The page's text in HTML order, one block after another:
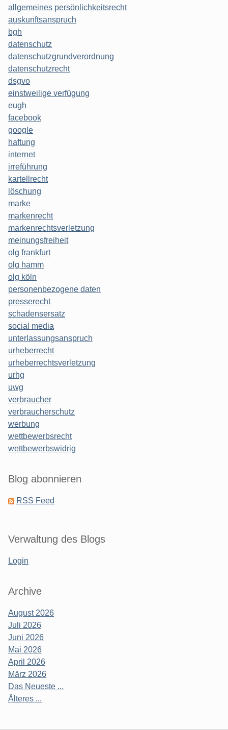
allgemeines persönlichkeitsrecht
auskunftsanspruch
bgh
datenschutz
datenschutzgrundverordnung
datenschutzrecht
dsgvo
einstweilige verfügung
eugh
facebook
google
haftung
internet
irreführung
kartellrecht
löschung
marke
markenrecht
markenrechtsverletzung
meinungsfreiheit
olg frankfurt
olg hamm
olg köln
personenbezogene daten
presserecht
schadensersatz
social media
unterlassungsanspruch
urheberrecht
urheberrechtsverletzung
urhg
uwg
verbraucher
verbraucherschutz
werbung
wettbewerbsrecht
wettbewerbswidrig
Blog abonnieren
RSS Feed
Verwaltung des Blogs
Login
Archive
August 2026
Juli 2026
Juni 2026
Mai 2026
April 2026
März 2026
Das Neueste ...
Älteres ...